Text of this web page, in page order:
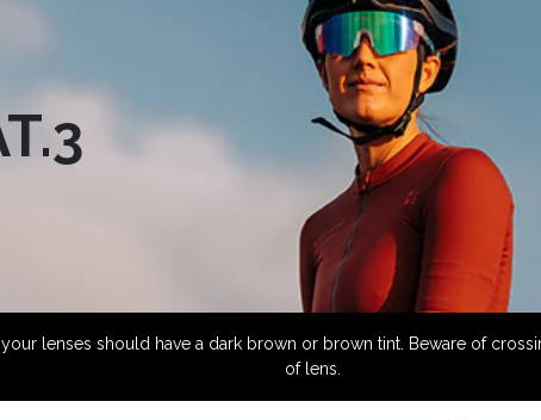
lenses should have a dark brown or brown tint. Beware of
of lens.